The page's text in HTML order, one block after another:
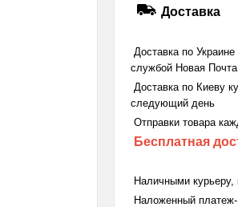
Доставка
Доставка по
службой Новая
Доставка по Киеву
следующий день
Отправки товара
Бесплатная
Наличными курьеру,
Наложенный